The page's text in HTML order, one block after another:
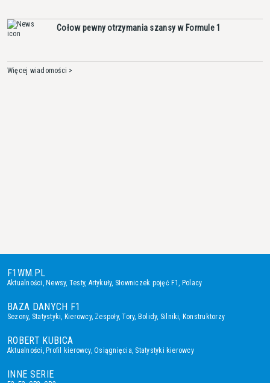
Cołow pewny otrzymania szansy w Formule 1
Więcej wiadomości >
F1WM.PL
Aktualności ,Newsy, Testy, Artykuły, Słowniczek pojęć F1 Polacy
BAZA DANYCH F1
Sezony, Statystyki Kierowcy, Zespoły,Tory, Bolidy, Silniki Konstruktorzy
ROBERT KUBICA
Aktualności ,Profil kierowcy,Osiągnięcia Statystyki kierowcy
INNE SERIE